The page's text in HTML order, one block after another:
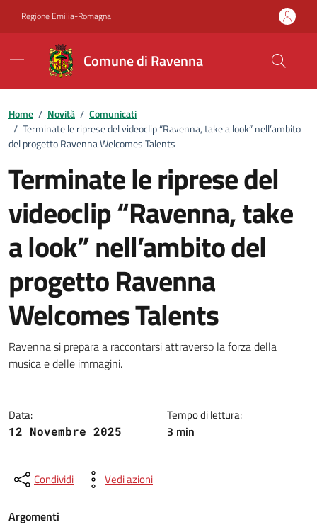
Regione Emilia-Romagna
Comune di Ravenna
Home / Novità / Comunicati
/ Terminate le riprese del videoclip “Ravenna, take a look” nell’ambito
del progetto Ravenna Welcomes Talents
Terminate le riprese del
videoclip “Ravenna, take
a look” nell’ambito del
progetto Ravenna
Welcomes Talents
Dettagli della notizia
Ravenna si prepara a raccontarsi attraverso la forza della
musica e delle immagini.
Data:
12 Novembre 2025
Tempo di lettura:
3 min
Condividi Vedi azioni
Argomenti